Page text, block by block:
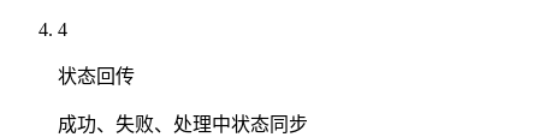
4
状态回传
成功、失败、处理中状态同步